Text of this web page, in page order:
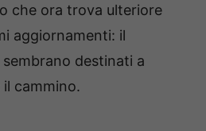
che ora trova ulteriore
aggiornamenti: il
sembrano destinati a
cammino.